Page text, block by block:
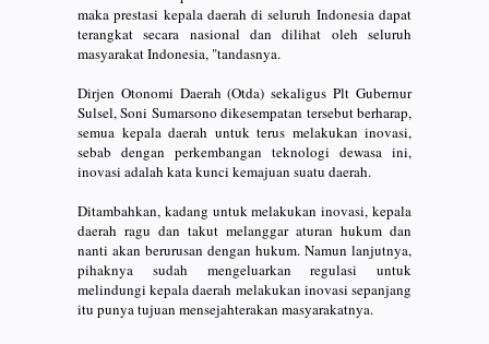
maka prestasi kepala daerah di seluruh Indonesia dapat
terangkat secara nasional dan dilihat oleh seluruh
masyarakat Indonesia, "tandasnya.
Dirjen Otonomi Daerah (Otda) sekaligus Plt Gubernur
Sulsel, Soni Sumarsono dikesempatan tersebut berharap,
semua kepala daerah untuk terus melakukan inovasi,
sebab dengan perkembangan teknologi dewasa ini,
inovasi adalah kata kunci kemajuan suatu daerah.
Ditambahkan, kadang untuk melakukan inovasi, kepala
daerah ragu dan takut melanggar aturan hukum dan
nanti akan berurusan dengan hukum. Namun lanjutnya,
pihaknya sudah mengeluarkan regulasi untuk
melindungi kepala daerah melakukan inovasi sepanjang
itu punya tujuan mensejahterakan masyarakatnya.